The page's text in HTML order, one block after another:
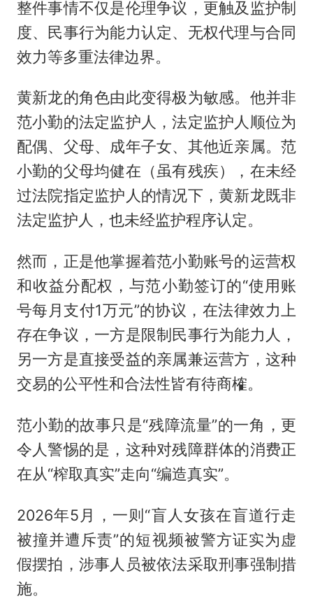
整件事情不仅是伦理争议，更触及监护制
度、民事行为能力认定、无权代理与合同
效力等多重法律边界。
黄新龙的角色由此变得极为敏感。他并非
范小勤的法定监护人，法定监护人顺位为
配偶、父母、成年子女、其他近亲属。范
小勤的父母均健在（虽有残疾），在未经
过法院指定监护人的情况下，黄新龙既非
法定监护人，也未经监护程序认定。
然而，正是他掌握着范小勤账号的运营权
和收益分配权，与范小勤签订的“使用账
号每月支付1万元”的协议，在法律效力上
存在争议，一方是限制民事行为能力人，
另一方是直接受益的亲属兼运营方，这种
交易的公平性和合法性皆有待商榷。
范小勤的故事只是“残障流量”的一角，更
令人警惕的是，这种对残障群体的消费正
在从“榨取真实”走向“编造真实”。
2026年5月，一则“盲人女孩在盲道行走
被撞并遭斥责”的短视频被警方证实为虚
假摆拍，涉事人员被依法采取刑事强制措
施。